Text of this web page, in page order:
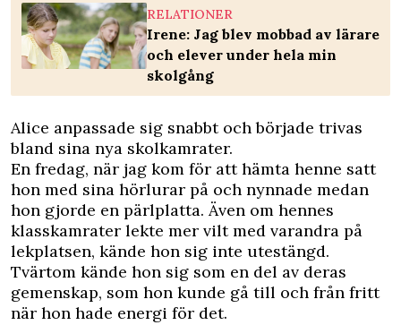
RELATIONER
Irene: Jag blev mobbad av lärare
och elever under hela min
skolgång
Alice anpassade sig snabbt och började trivas
bland sina nya skolkamrater.
En fredag, när jag kom för att hämta henne satt
hon med sina hörlurar på och nynnade medan
hon gjorde en pärlplatta. Även om hennes
klasskamrater lekte mer vilt med varandra på
lekplatsen, kände hon sig inte utestängd.
Tvärtom kände hon sig som en del av deras
gemenskap, som hon kunde gå till och från fritt
när hon hade energi för det.